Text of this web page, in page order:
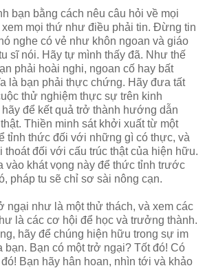
bạn bằng cách nêu câu hỏi về mọi
mọi thứ như điều phải tin. Đừng tin
nghe có vẻ như khôn ngoan và giáo
sĩ nói. Hãy tự mình thấy đã. Như thế
phải hoài nghi, ngoan cố hay bất
là bạn phải thực chứng. Hãy đưa tất
thử nghiệm thực sự trên kinh
để kết quả trở thành hướng dẫn
Thiền minh sát khởi xuất từ một
tỉnh thức đối với những gì có thực, và
thoát đối với cấu trúc thật của hiện hữu.
vào khát vọng này để thức tỉnh trước
pháp tu sẽ chỉ sơ sài nông cạn.
ngại như là một thử thách, và xem các
là các cơ hội để học và trưởng thành.
hãy để chúng hiện hữu trong sự im
bạn. Bạn có một trở ngại? Tốt đó! Có
Bạn hãy hân hoan, nhìn tới và khảo